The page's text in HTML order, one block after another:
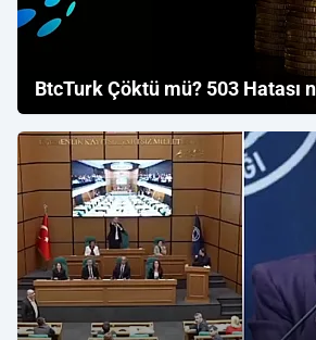
BtcTurk Çöktü mü? 503 Hatası